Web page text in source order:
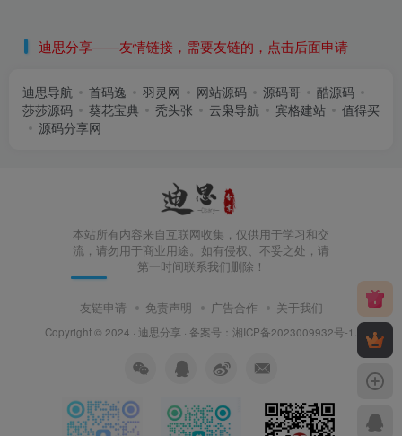
迪思分享——友情链接，需要友链的，点击后面申请
迪思导航 首码逸 羽灵网 网站源码 源码哥
酷源码
莎莎源码
葵花宝典 秃头张 云枭导航 宾格建站
值得买
源码分享网
本站所有内容来自互联网收集，仅供用于学习和交
流，请勿用于商业用途。如有侵权、不妥之处，请
第一时间联系我们删除！
友链申请 免责声明 广告合作 关于我们
Copyright © 2024 · 迪思分享 · 备案号： 湘ICP备2023009932号-1